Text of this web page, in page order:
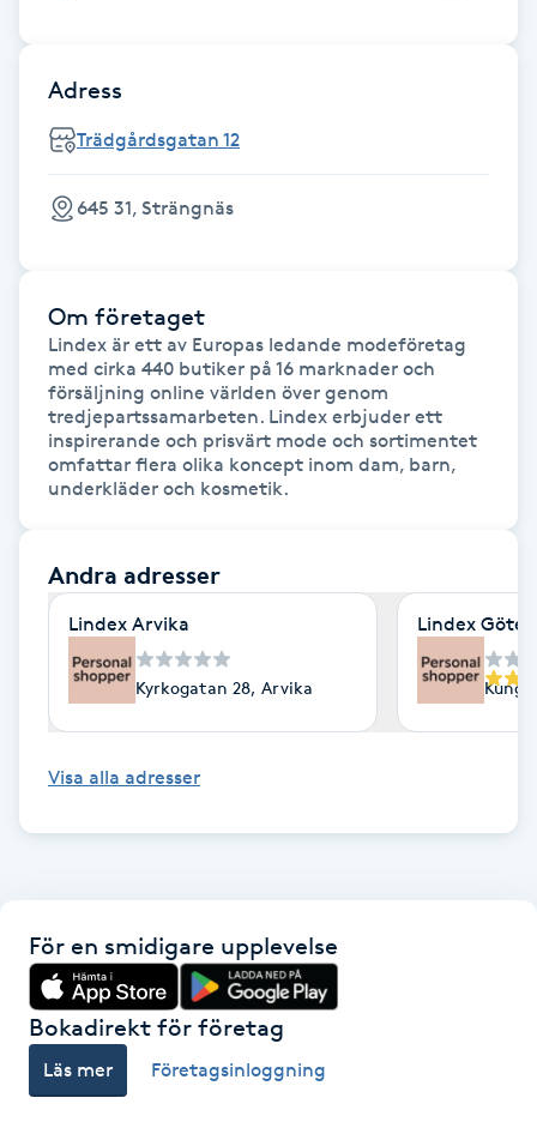
Dermapen
Diamantslipning
Enzympeeling
Extensions
Extensions borttagning
Face framing
Faceliftmassage
Fet hårbotten
Fillers
Fotmassage
Fotsvamp
Adress
Trädgårdsgatan 12
645 31, Strängnäs
Om företaget
Lindex är ett av Europas ledande modeföretag
med cirka 440 butiker på 16 marknader och
försäljning online världen över genom
tredjepartssamarbeten. Lindex erbjuder ett
inspirerande och prisvärt mode och sortimentet
omfattar flera olika koncept inom dam, barn,
underkläder och kosmetik.
Andra adresser
Lindex Arvika
Kyrkogatan 28, Arvika
Lindex
Visa alla adresser
För en smidigare upplevelse
Bokadirekt för företag
Läs mer Företagsinloggning